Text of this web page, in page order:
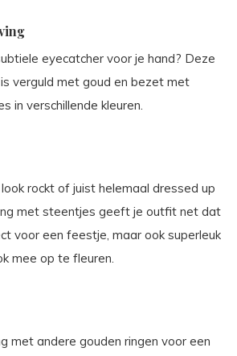
eyecatcher voor je hand? Deze
verguld met goud en bezet met
in verschillende kleuren.
rockt of juist helemaal dressed up
met steentjes geeft je outfit net dat
voor een feestje, maar ook superleuk
mee op te fleuren.
met andere gouden ringen voor een